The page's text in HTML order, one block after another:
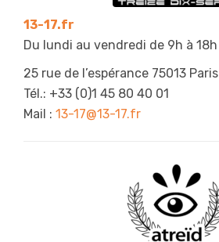
13-17.fr
Du lundi au vendredi de 9h à 18h
25 rue de l’espérance 75013 Paris
Tél.: +33 (0)1 45 80 40 01
Mail : 13-17@13-17.fr